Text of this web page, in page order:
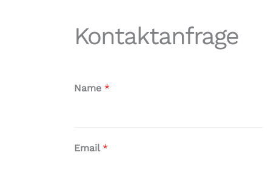
Kontaktanfrage
Name *
Email *